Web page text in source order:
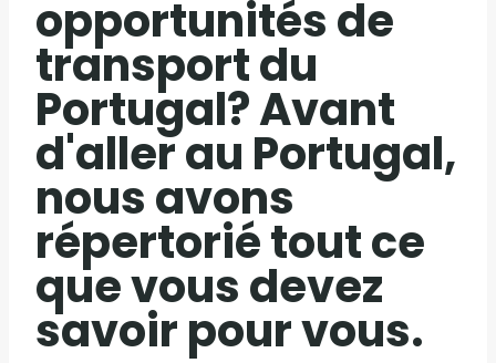
opportunités de
transport du
Portugal? Avant
d'aller au Portugal,
nous avons
répertorié tout ce
que vous devez
savoir pour vous.